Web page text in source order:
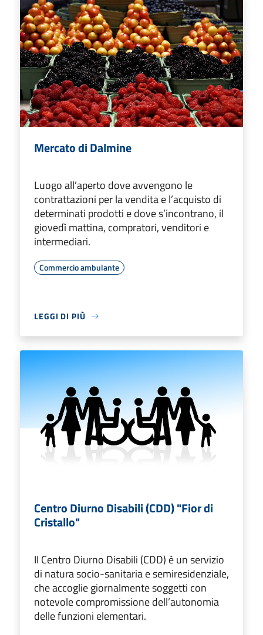
Mercato di Dalmine
Luogo all’aperto dove avvengono le
contrattazioni per la vendita e l’acquisto di
determinati prodotti e dove s’incontrano, il
giovedì mattina, compratori, venditori e
intermediari.
Commercio ambulante
LEGGI DI PIÙ
Centro Diurno Disabili (CDD) "Fior di
Cristallo"
Il Centro Diurno Disabili (CDD) è un servizio
di natura socio-sanitaria e semiresidenziale,
che accoglie giornalmente soggetti con
notevole compromissione dell’autonomia
delle funzioni elementari.